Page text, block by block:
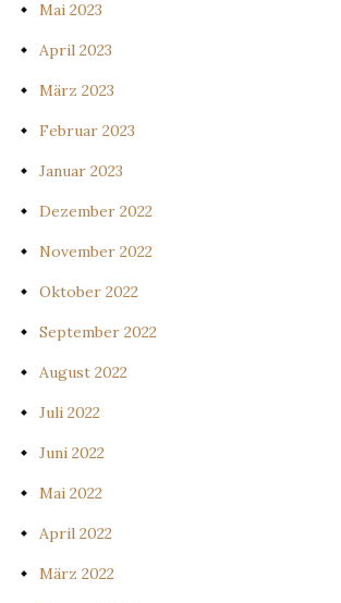
Mai 2023
April 2023
März 2023
Februar 2023
Januar 2023
Dezember 2022
November 2022
Oktober 2022
September 2022
August 2022
Juli 2022
Juni 2022
Mai 2022
April 2022
März 2022